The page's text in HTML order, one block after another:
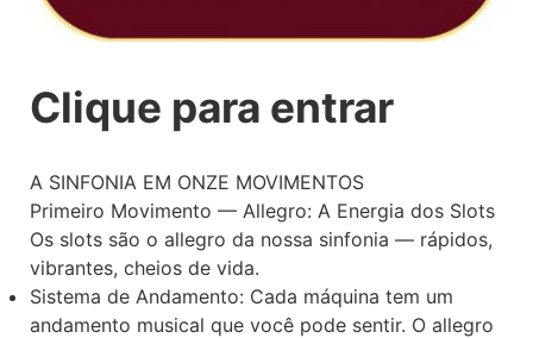
Clique para entrar
A SINFONIA EM ONZE MOVIMENTOS
Primeiro Movimento — Allegro: A Energia dos Slots
Os slots são o allegro da nossa sinfonia — rápidos,
vibrantes, cheios de vida.
Sistema de Andamento: Cada máquina tem um
andamento musical que você pode sentir. O allegro